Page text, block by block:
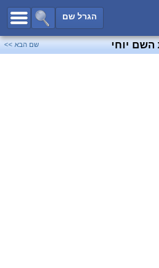
הגרל שם
כל השמות
שמות לבנים
יוחי שם הבא >>